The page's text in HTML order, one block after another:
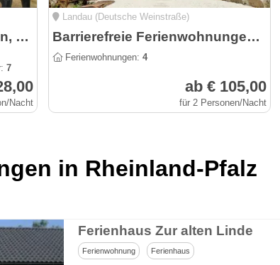
Ferienhaus Schwalbenfelsen, Dahn
7
Nacht
Landau (Deutsche Weinstraße)
Barrierefreie Ferienwohnungen am Wasserturm Landau - Südpfalz
Ferienwohnungen:4
ab € 105,00
für 2 Personen/Nacht
in Rheinland-Pfalz
Ferienhaus Zur alten Linde
Ferienwohnung Ferienhaus